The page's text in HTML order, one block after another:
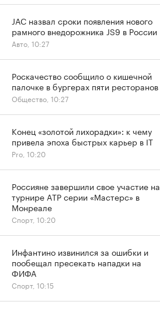
JAC назвал сроки появления нового
рамного внедорожника JS9 в России
Авто, 10:27
Роскачество сообщило о кишечной
палочке в бургерах пяти ресторанов
Общество, 10:27
Конец «золотой лихорадки»: к чему
привела эпоха быстрых карьер в IT
Pro, 10:20
Россияне завершили свое участие на
турнире ATP серии «Мастерс» в
Монреале
Спорт, 10:20
Инфантино извинился за ошибки и
пообещал пресекать нападки на
ФИФА
Спорт, 10:15